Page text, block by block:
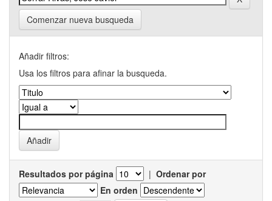
Comenzar nueva busqueda
Añadir filtros:
Usa los filtros para afinar la busqueda.
Resultados por página | Ordenar por
En orden